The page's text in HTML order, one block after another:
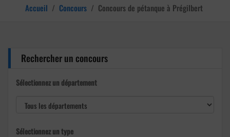
Accueil / Concours / Concours de pétanque à Prégilbert
Rechercher un concours
Sélectionnez un département
Sélectionnez un type